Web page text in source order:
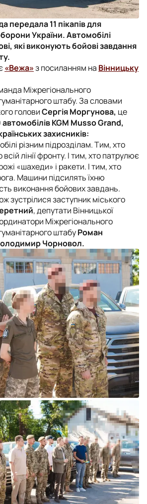
передала 11 пікапів для
України. Автомобілі
які виконують бойові завдання
«Вежа»з посиланням на Вінницьку
Міжрегіонального
штабу. За словами
головиСергія Моргунова, це
KGM Musso Grand,
захисників:
різним підрозділам. Тим, хто
лінії фронту. І тим, хто патрулює
«шахеди» і ракети. І тим, хто
Машини підсилять їхню
виконання бойових завдань.
зустрілися заступник міського
, депутати Вінницької
Міжрегіонального
штабуРоман
Чорновол.